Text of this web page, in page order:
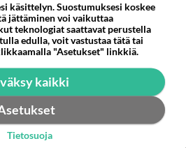
käsittelyn. Suostumuksesi koskee
jättäminen voi vaikuttaa
teknologiat saattavat perustella
edulla, voit vastustaa tätä tai
"Asetukset" linkkiä.
kaikki
Tietosuoja